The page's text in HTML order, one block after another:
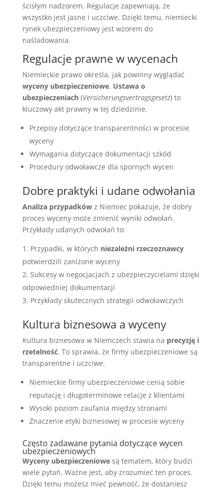
ścisłym nadzorem. Regulacje zapewniają, że
wszystko jest jasne i uczciwe. Dzięki temu, niemiecki
rynek ubezpieczeniowy jest wzorem do
naśladowania.
Regulacje prawne w wycenach
Niemieckie prawo określa, jak powinny wyglądać
wyceny ubezpieczeniowe. Ustawa o
ubezpieczeniach(Versicherungsvertragsgesetz) to
kluczowy akt prawny w tej dziedzinie.
Przepisy dotyczące transparentności w procesie
wyceny
Wymagania dotyczące dokumentacji szkód
Procedury odwoławcze dla spornych wycen
Dobre praktyki i udane odwołania
Analiza przypadkówz Niemiec pokazuje, że dobry
proces wyceny może zmienić wyniki odwołań.
Przykłady udanych odwołań to:
Przypadki, w których niezależni rzeczoznawcy
potwierdzili zaniżone wyceny
Sukcesy w negocjacjach z ubezpieczycielami dzięki
odpowiedniej dokumentacji
Przykłady skutecznych strategii odwoławczych
Kultura biznesowa a wyceny
Kultura biznesowa w Niemczech stawia na precyzję i
rzetelność. To sprawia, że firmy ubezpieczeniowe są
transparentne i uczciwe.
Niemieckie firmy ubezpieczeniowe cenią sobie
reputację i długoterminowe relacje z klientami
Wysoki poziom zaufania między stronami
Znaczenie etyki biznesowej w procesie wyceny
Często zadawane pytania dotyczące wycen
ubezpieczeniowych
Wyceny ubezpieczeniowesą tematem, który budzi
wiele pytań. Ważne jest, aby zrozumieć ten proces.
Dzięki temu możesz mieć pewność, że dostaniesz